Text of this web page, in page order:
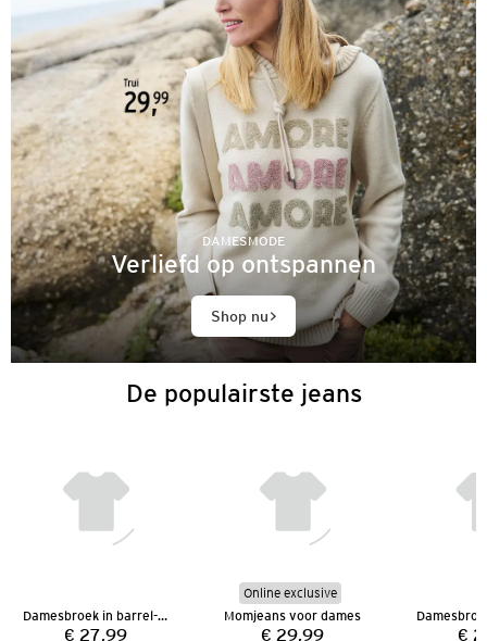
DAMESMODE
Verliefd op ontspannen
Shop nu
De populairste jeans
Damesbroek in barrel-model
€ 27,99
Online exclusive
Momjeans voor dames
€ 29,99 €